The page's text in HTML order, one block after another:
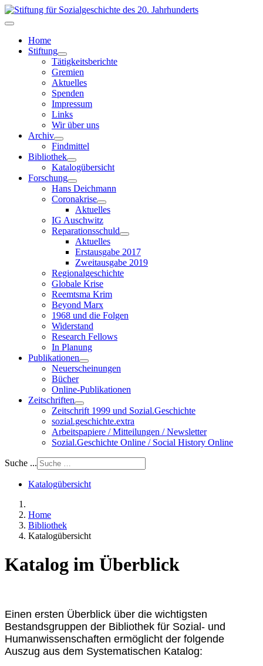
Home
Stiftung
Tätigkeitsberichte
Gremien
Aktuelles
Spenden
Impressum
Links
Wir über uns
Archiv
Findmittel
Bibliothek
Katalogübersicht
Forschung
Hans Deichmann
Coronakrise
Aktuelles
IG Auschwitz
Reparationsschuld
Aktuelles
Erstausgabe 2017
Zweitausgabe 2019
Regionalgeschichte
Globale Krise
Reemtsma Krim
Beyond Marx
1968 und die Folgen
Widerstand
Research Fellows
In Planung
Publikationen
Neuerscheinungen
Bücher
Online-Publikationen
Zeitschriften
Zeitschrift 1999 und Sozial.Geschichte
sozial.geschichte.extra
Arbeitspapiere / Mitteilungen / Newsletter
Sozial.Geschichte Online / Social History Online
Suche ...
Katalogübersicht
Home
Bibliothek
Katalogübersicht
Katalog im Überblick
Einen ersten Überblick über die wichtigsten
Bestandsgruppen der Bibliothek für Sozial- und
Humanwissenschaften ermöglicht der folgende
Auszug aus dem Systematischen Katalog: